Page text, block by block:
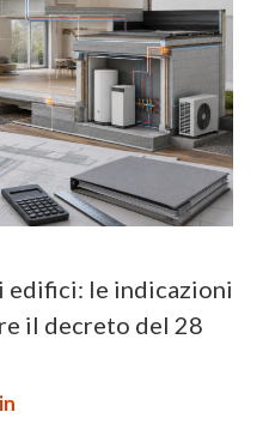
edifici: le indicazioni
il decreto del 28